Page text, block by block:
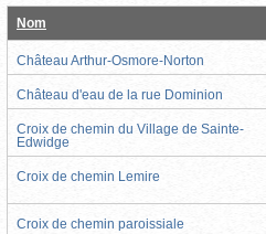
Nom
Château Arthur-Osmore-Norton
Château d'eau de la rue Dominion
Croix de chemin du Village de Sainte-
Edwidge
Croix de chemin Lemire
Croix de chemin paroissiale